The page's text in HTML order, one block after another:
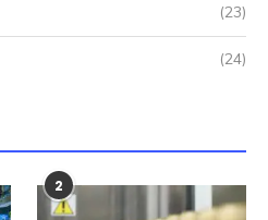
(23)
(24)
2